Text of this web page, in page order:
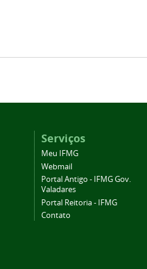
Serviços
Meu IFMG
Webmail
Portal Antigo - IFMG Gov.
Valadares
Portal Reitoria - IFMG
Contato